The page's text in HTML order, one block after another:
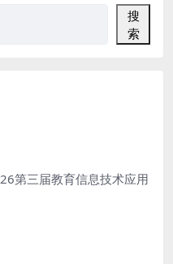
搜
索
第三届教育信息技术应用